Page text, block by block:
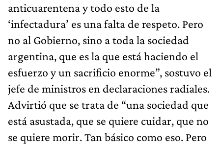
anticuarentena y todo esto de la
‘infectadura’ es una falta de respeto. Pero
no al Gobierno, sino a toda la sociedad
argentina, que es la que está haciendo el
esfuerzo y un sacrificio enorme”, sostuvo el
jefe de ministros en declaraciones radiales.
Advirtió que se trata de “una sociedad que
está asustada, que se quiere cuidar, que no
se quiere morir. Tan básico como eso. Pero